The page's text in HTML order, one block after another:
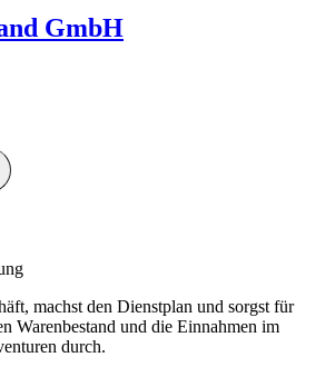
GmbH
machst den Dienstplan und sorgst für
Warenbestand und die Einnahmen im
durch.